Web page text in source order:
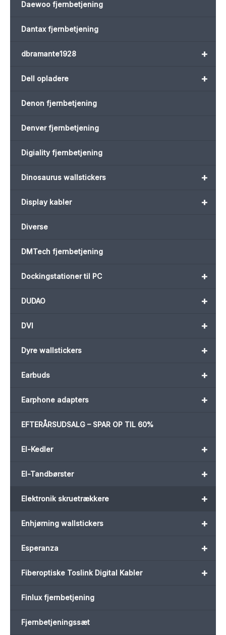
Daewoo fjernbetjening
Dantax fjernbetjening
+
dbramante1928
+
Dell opladere
Denon fjernbetjening
Denver fjernbetjening
Digiality fjernbetjening
+
Dinosaurus wallstickers
+
Display kabler
Diverse
DMTech fjernbetjening
+
Dockingstationer til PC
+
DUDAO
+
DVI
+
Dyre wallstickers
+
Earbuds
+
Earphone adapters
EFTERÅRSUDSALG – SPAR OP TIL 60%
+
El-Kedler
+
El-Tandbørster
+
Elektronik skruetrækkere
+
Enhjørning wallstickers
+
Esperanza
+
Fiberoptiske Toslink Digital Kabler
Finlux fjernbetjening
Fjernbetjeningssæt